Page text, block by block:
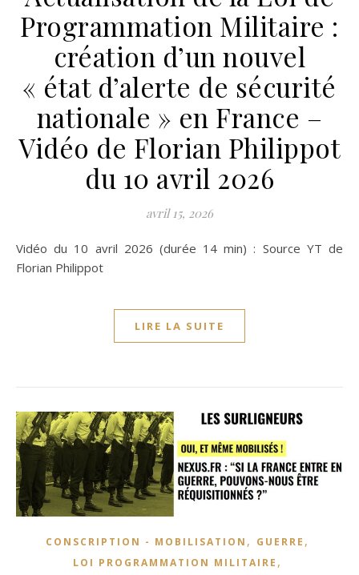
Programmation Militaire :
création d’un nouvel
« état d’alerte de sécurité
nationale » en France –
Vidéo de Florian Philippot
du 10 avril 2026
avril 15, 2026
Vidéo du 10 avril 2026 (durée 14 min) : Source YT de
Florian Philippot
LIRE LA SUITE
CONSCRIPTION - MOBILISATION , GUERRE ,
LOI PROGRAMMATION MILITAIRE ,